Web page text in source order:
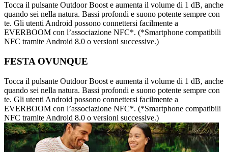
Tocca il pulsante Outdoor Boost e aumenta il volume di 1 dB, anche
quando sei nella natura. Bassi profondi e suono potente sempre con
te. Gli utenti Android possono connettersi facilmente a
EVERBOOM con l’associazione NFC*. (*Smartphone compatibili
NFC tramite Android 8.0 o versioni successive.)
FESTA OVUNQUE
Tocca il pulsante Outdoor Boost e aumenta il volume di 1 dB, anche
quando sei nella natura. Bassi profondi e suono potente sempre con
te. Gli utenti Android possono connettersi facilmente a
EVERBOOM con l’associazione NFC*. (*Smartphone compatibili
NFC tramite Android 8.0 o versioni successive.)